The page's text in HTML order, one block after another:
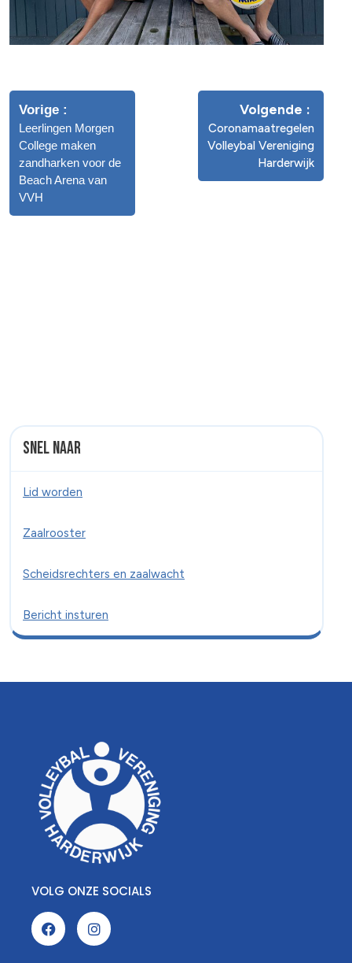
Vorige
Leerlingen Morgen
College maken
zandharken voor de
Beach Arena van
VVH
Volgende
Coronamaatregelen
Volleybal Vereniging
Harderwijk
Snel naar
Lid worden
Zaalrooster
Scheidsrechters en zaalwacht
Bericht insturen
VOLG ONZE SOCIALS